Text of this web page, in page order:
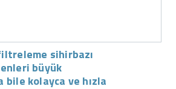
sihirbazı
büyük
kolayca ve hızla